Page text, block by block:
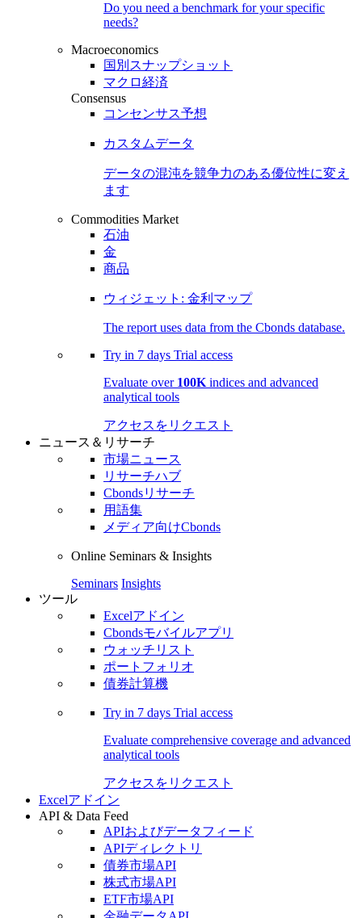
Do you need a benchmark for your specific
needs?
Macroeconomics
国別スナップショット
マクロ経済
Consensus
コンセンサス予想
カスタムデータ
データの混沌を競争力のある優位性に変え
ます
Commodities Market
石油
金
商品
ウィジェット: 金利マップ
The report uses data from the Cbonds database.
Try in 7 days Trial access
Evaluate over 100K indices and advanced
analytical tools
アクセスをリクエスト
ニュース＆リサーチ
市場ニュース
リサーチハブ
Cbondsリサーチ
用語集
メディア向けCbonds
Online Seminars & Insights
Seminars Insights
ツール
Excelアドイン
Cbondsモバイルアプリ
ウォッチリスト
ポートフォリオ
債券計算機
Try in 7 days Trial access
Evaluate comprehensive coverage and advanced
analytical tools
アクセスをリクエスト
Excelアドイン
API & Data Feed
APIおよびデータフィード
APIディレクトリ
債券市場API
株式市場API
ETF市場API